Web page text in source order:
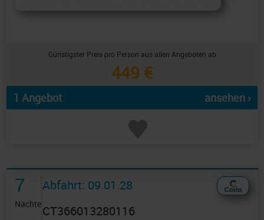
Günstigster Preis pro Person aus allen Angeboten ab
449 €
1 Angebot ansehen ›
7
Nächte
Abfahrt: 09.01.28
CT366013280116